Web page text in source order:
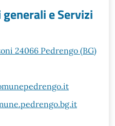
e Servizi
24066 Pedrengo (BG)